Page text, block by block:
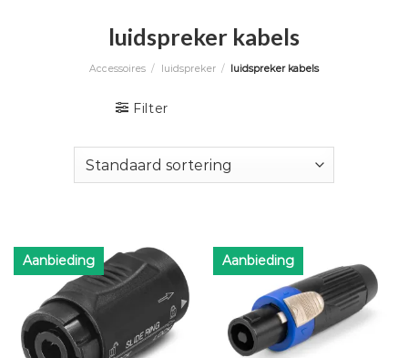
luidspreker kabels
Accessoires / luidspreker / luidspreker kabels
Filter
Aanbieding Aanbieding